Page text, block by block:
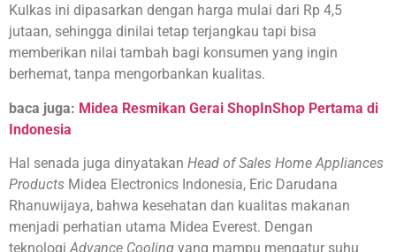
Kulkas ini dipasarkan dengan harga mulai dari Rp 4,5
jutaan, sehingga dinilai tetap terjangkau tapi bisa
memberikan nilai tambah bagi konsumen yang ingin
berhemat, tanpa mengorbankan kualitas.
baca juga: Midea Resmikan Gerai ShopInShop Pertama di
Indonesia
Hal senada juga dinyatakan Head of Sales Home Appliances
Products Midea Electronics Indonesia, Eric Darudana
Rhanuwijaya, bahwa kesehatan dan kualitas makanan
menjadi perhatian utama Midea Everest. Dengan
teknologiAdvance Cooling yang mampu mengatur suhu